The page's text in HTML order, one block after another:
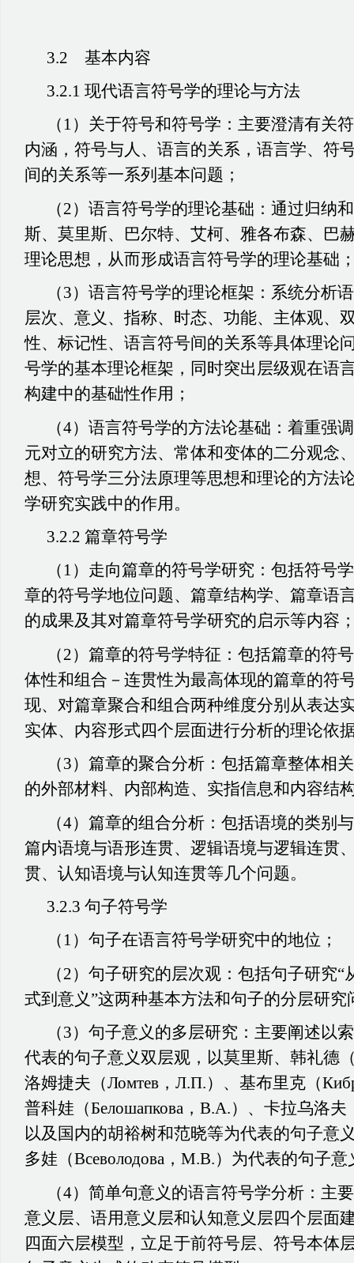
3.2 基本内容
3.2.1 现代语言符号学的理论与方法
（1）关于符号和符号学：主要澄清有关
内涵，符号与人、语言的关系，语言学、符
间的关系等一系列基本问题；
（2）语言符号学的理论基础：通过归纳
斯、莫里斯、巴尔特、艾柯、雅各布森、巴
理论思想，从而形成语言符号学的理论基础
（3）语言符号学的理论框架：系统分析
层次、意义、指称、时态、功能、主体观、
性、标记性、语言符号间的关系等具体理论
号学的基本理论框架，同时突出层级观在语
构建中的基础性作用；
（4）语言符号学的方法论基础：着重强
元对立的研究方法、常体和变体的二分观念
想、符号学三分法原理等思想和理论的方法
学研究实践中的作用。
3.2.2 篇章符号学
（1）走向篇章的符号学研究：包括符号
章的符号学地位问题、篇章结构学、篇章语
的成果及其对篇章符号学研究的启示等内容
（2）篇章的符号学特征：包括篇章的符
体性和组合－连贯性为最高体现的篇章的符
现、对篇章聚合和组合两种维度分别从表达
实体、内容形式四个层面进行分析的理论依
（3）篇章的聚合分析：包括篇章整体相
的外部材料、内部构造、实指信息和内容结
（4）篇章的组合分析：包括语境的类别
篇内语境与语形连贯、逻辑语境与逻辑连贯
贯、认知语境与认知连贯等几个问题。
3.2.3 句子符号学
（1）句子在语言符号学研究中的地位；
（2）句子研究的层次观：包括句子研究“
式到意义”这两种基本方法和句子的分层研究
（3）句子意义的多层研究：主要阐述以
代表的句子意义双层观，以莫里斯、韩礼德
洛姆捷夫（Ломтев，Л.П.）、基布里克（
普科娃（Белошапкова，В.А.）、卡拉乌洛
以及国内的胡裕树和范晓等为代表的句子意
多娃（Всеволодова，М.В.）为代表的句子
（4）简单句意义的语言符号学分析：主
意义层、语用意义层和认知意义层四个层面
四面六层模型，立足于前符号层、符号本体